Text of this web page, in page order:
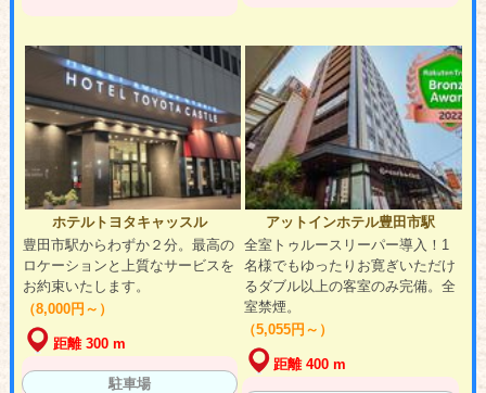
ホテルトヨタキャッスル
豊田市駅からわずか２分。最高の
ロケーションと上質なサービスを
お約束いたします。
（8,000円～）
距離 300 m
駐車場
アットインホテル豊田市駅
全室トゥルースリーパー導入！1
名様でもゆったりお寛ぎいただけ
るダブル以上の客室のみ完備。全
室禁煙。
（5,055円～）
距離 400 m